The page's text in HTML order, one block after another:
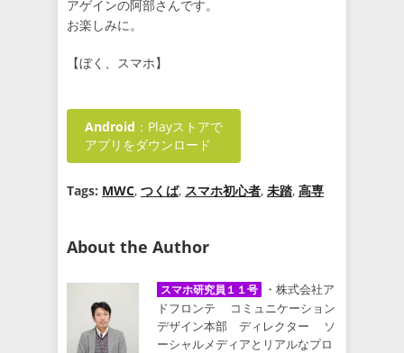
アゲインの阿部さんです。
お楽しみに。
【ぼく、スマホ】
Android ：Playストアで
アプリをダウンロード
Tags: MWC, つくば, スマホ初心者, 未踏, 高専
About the Author
スマホ研究員１１号
・株式会社ア
ドフロンテ コミュニケーション
デザイン本部 ディレクター ソ
ーシャルメディアとリアルなプロ